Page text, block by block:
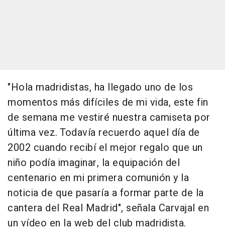
"Hola madridistas, ha llegado uno de los
momentos más difíciles de mi vida, este fin
de semana me vestiré nuestra camiseta por
última vez. Todavía recuerdo aquel día de
2002 cuando recibí el mejor regalo que un
niño podía imaginar, la equipación del
centenario en mi primera comunión y la
noticia de que pasaría a formar parte de la
cantera del Real Madrid", señala Carvajal en
un vídeo en la web del club madridista.